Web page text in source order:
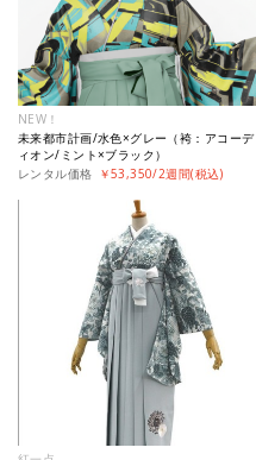
NEW！
未来都市計画/水色×グレー（袴：アコーデ
ィオン/ミント×ブラック）
レンタル価格 ￥53,350/2週間(税込)